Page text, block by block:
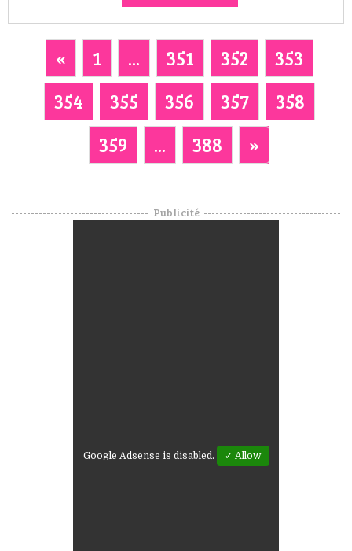
« 1 ... 351 352
353
354
355 356 357
358
359
... 388 »
Publicité
Google Adsense is disabled. ✓ Allow